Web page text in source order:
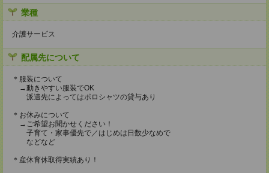
業種
介護サービス
配属先について
＊服装について
→動きやすい服装でOK
派遣先によってはポロシャツの貸与あり
＊お休みについて
→ご希望お聞かせください！
子育て・家事優先で／はじめは日数少なめで
などなど
＊産休育休取得実績あり！